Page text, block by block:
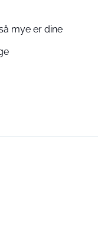
mye er dine